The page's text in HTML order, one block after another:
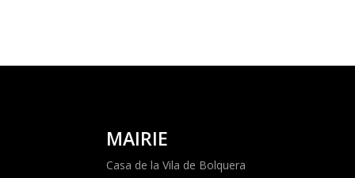
MAIRIE
Casa de la Vila de Bolquera